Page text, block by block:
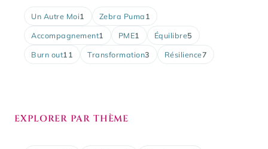
Un Autre Moi1 Zebra Puma1
Accompagnement1 PME1 Équilibre5
Burn out11 Transformation3 Résilience7
EXPLORER PAR THÈME